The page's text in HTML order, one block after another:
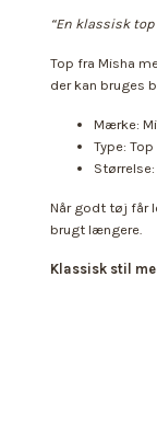
“En klassisk
Top fra Misha
der kan bruges
Mærke:
Type:
Størrelse:
Når godt tøj får
brugt længere.
Klassisk stil